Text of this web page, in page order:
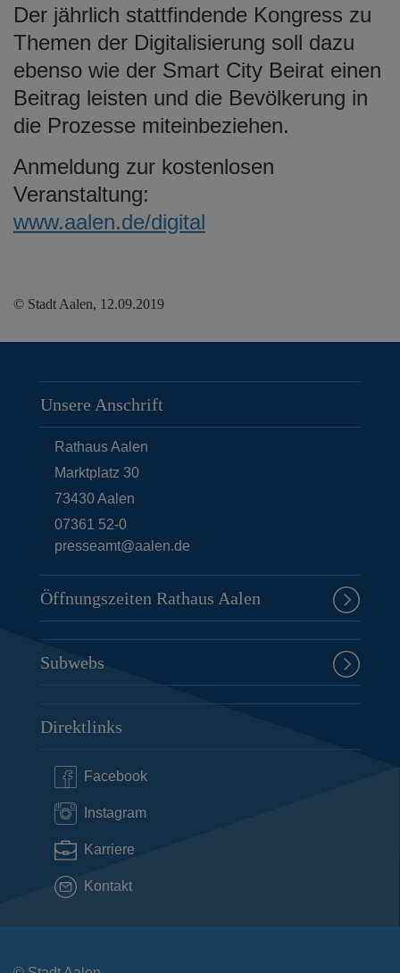
Der jährlich stattfindende Kongress zu
Themen der Digitalisierung soll dazu
ebenso wie der Smart City Beirat einen
Beitrag leisten und die Bevölkerung in
die Prozesse miteinbeziehen.
Anmeldung zur kostenlosen
Veranstaltung:
www.aalen.de/digital
© Stadt Aalen, 12.09.2019
Unsere Anschrift
Rathaus Aalen
Marktplatz 30
73430Aalen
07361 52-0
presseamt@aalen.de
Öffnungszeiten Rathaus Aalen
Subwebs
Direktlinks
Facebook
Instagram
Karriere
Kontakt